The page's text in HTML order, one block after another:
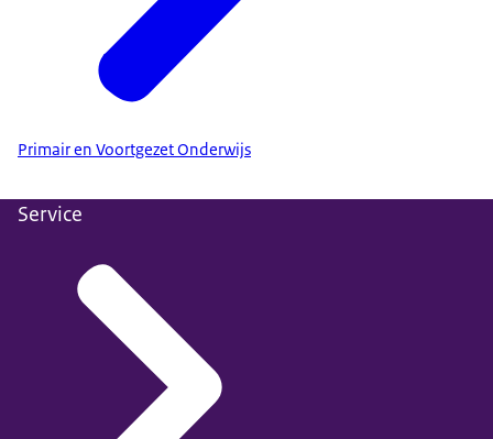
Primair en Voortgezet Onderwijs
Service